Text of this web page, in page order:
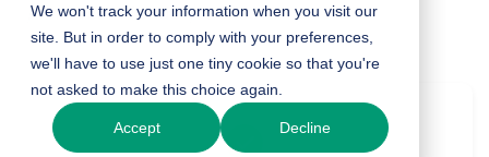
We won't track your information when you visit our
site. But in order to comply with your preferences,
we'll have to use just one tiny cookie so that you're
not asked to make this choice again.
Accept Decline
3-6K-S
5-10K-S
5-10K-T
10-30K-T
Consulta sobre el producto
Inversor híbrido
Serie H2